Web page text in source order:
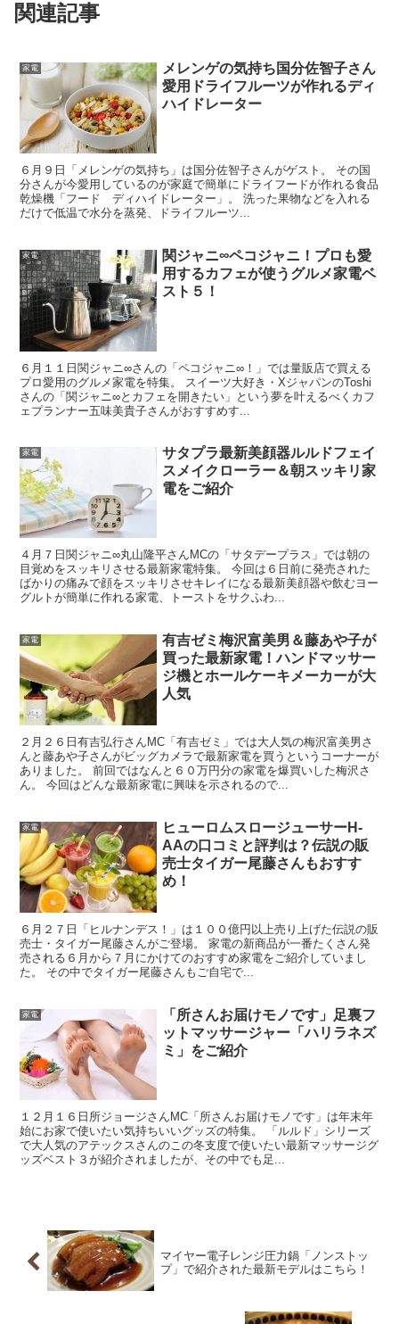
関連記事
家電
メレンゲの気持ち国分佐智子さん
愛用ドライフルーツが作れるディ
ハイドレーター
６月９日「メレンゲの気持ち」は国分佐智子さんがゲスト。 その国
分さんが今愛用しているのが家庭で簡単にドライフードが作れる食品
乾燥機「フード ディハイドレーター」。 洗った果物などを入れる
だけで低温で水分を蒸発、ドライフルーツ...
家電
関ジャニ∞ペコジャニ！プロも愛
用するカフェが使うグルメ家電ベ
スト５！
６月１１日関ジャニ∞さんの「ペコジャニ∞！」では量販店で買える
プロ愛用のグルメ家電を特集。 スイーツ大好き・XジャパンのToshi
さんの「関ジャニ∞とカフェを開きたい」という夢を叶えるべくカフ
ェプランナー五味美貴子さんがおすすめす...
家電
サタプラ最新美顔器ルルドフェイ
スメイクローラー＆朝スッキリ家
電をご紹介
４月７日関ジャニ∞丸山隆平さんMCの「サタデープラス」では朝の
目覚めをスッキリさせる最新家電特集。 今回は６日前に発売された
ばかりの痛みで顔をスッキリさせキレイになる最新美顔器や飲むヨー
グルトが簡単に作れる家電、トーストをサクふわ...
家電
有吉ゼミ梅沢富美男＆藤あや子が
買った最新家電！ハンドマッサー
ジ機とホールケーキメーカーが大
人気
２月２６日有吉弘行さんMC「有吉ゼミ」では大人気の梅沢富美男さ
んと藤あや子さんがビッグカメラで最新家電を買うというコーナーが
ありました。 前回ではなんと６０万円分の家電を爆買いした梅沢さ
ん。 今回はどんな最新家電に興味を示されるので...
家電
ヒューロムスロージューサーH-
AAの口コミと評判は？伝説の販
売士タイガー尾藤さんもおすす
め！
６月２７日「ヒルナンデス！」は１００億円以上売り上げた伝説の販
売士・タイガー尾藤さんがご登場。 家電の新商品が一番たくさん発
売される６月から７月にかけてのおすすめ家電をご紹介していまし
た。 その中でタイガー尾藤さんもご自宅で...
家電
「所さんお届けモノです」足裏フ
ットマッサージャー「ハリラネズ
ミ」をご紹介
１２月１６日所ジョージさんMC「所さんお届けモノです」は年末年
始にお家で使いたい気持ちいいグッズの特集。 「ルルド」シリーズ
で大人気のアテックスさんのこの冬支度で使いたい最新マッサージグ
ッズベスト３が紹介されましたが、その中でも足...
マイヤー電子レンジ圧力鍋「ノンストッ
プ」で紹介された最新モデルはこちら！